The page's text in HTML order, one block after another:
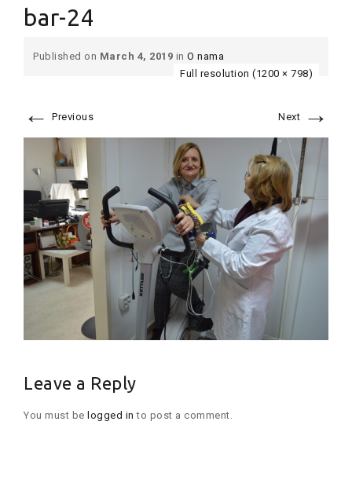
bar-24
Published on March 4, 2019 in O nama
Full resolution (1200 × 798)
← Previous Next →
Leave a Reply
You must be logged in to post a comment.